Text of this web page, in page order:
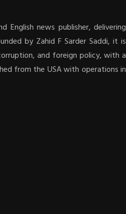
English news publisher, delivering
by Zahid F Sarder Saddi, it is
and foreign policy, with a
from the USA with operations in